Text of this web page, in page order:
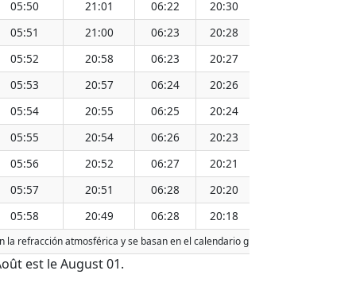
05:50 21:01 06:22 20:30
05:51
21:00 06:23 20:28
05:52
20:58 06:23 20:27
05:53
20:57 06:24 20:26
05:54
20:55 06:25 20:24
05:55
20:54 06:26 20:23
05:56
20:52 06:27 20:21
05:57
20:51 06:28 20:20
05:58
20:49 06:28 20:18
refracción atmosférica y se basan en el calendario gregoriano. La fecha de
est le August 01.